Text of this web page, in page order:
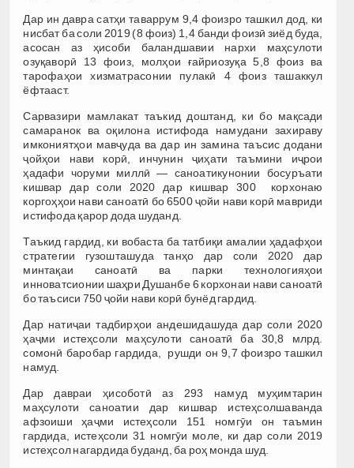
Дар ин давра сатҳи таваррум 9,4 фоизро ташкил дод, ки
нисбат ба соли 2019 (8 фоиз) 1,4 банди фоизӣ зиёд буда,
асосан аз ҳисоби баландшавии нархи маҳсулоти
озуқаворӣ 13 фоиз, молҳои ғайриозуқа 5,8 фоиз ва
тарофаҳои хизматрасонии пулакӣ 4 фоиз ташаккул
ёфтааст.
Сарвазири мамлакат таъкид доштанд, ки бо мақсади
самаранок ва оқилона истифода намудани захираву
имкониятҳои мавҷуда ва дар ин замина таъсис додани
ҷойҳои нави корӣ, инчунин ҷиҳати таъмини иҷрои
ҳадафи чоруми миллӣ — саноатикунонии босуръати
кишвар дар соли 2020 дар кишвар 300 корхонаю
коргоҳҳои нави саноатӣ бо 6500 ҷойи нави корӣ мавриди
истифода қарор дода шуданд.
Таъкид гардид, ки вобаста ба татбиқи амалии ҳадафҳои
стратегии гузошташуда танҳо дар соли 2020 дар
минтақаи саноатӣ ва парки технологияҳои
инноватсионии шаҳри Душанбе 6 корхонаи нави саноатӣ
бо таъсиси 750 ҷойи нави корӣ бунёд гардид.
Дар натиҷаи тадбирҳои андешидашуда дар соли 2020
ҳаҷми истеҳсоли маҳсулоти саноатӣ ба 30,8 млрд.
сомонӣ баробар гардида, рушди он 9,7 фоизро ташкил
намуд.
Дар давраи ҳисоботӣ аз 293 намуд муҳимтарин
маҳсулоти саноатии дар кишвар истеҳсолшаванда
афзоиши ҳаҷми истеҳсоли 151 номгӯи он таъмин
гардида, истеҳсоли 31 номгӯи моле, ки дар соли 2019
истеҳсол нагардида буданд, ба роҳ монда шуд.